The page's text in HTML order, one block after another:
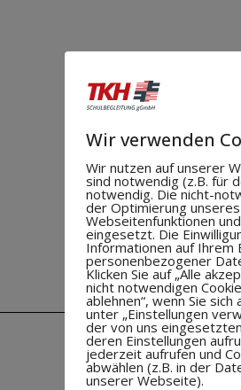
Wir verwenden
Wir nutzen auf unserer
sind notwendig (z.B. für
notwendig. Die nicht-
der Optimierung
Webseitenfunktionen
eingesetzt. Die
Informationen auf Ihrem
personenbezogener
Klicken Sie auf „Alle
nicht notwendigen
ablehnen“, wenn Sie
unter „Einstellungen
der von uns
deren Einstellungen
jederzeit aufrufen und
abwählen (z.B. in der
unserer Webseite).